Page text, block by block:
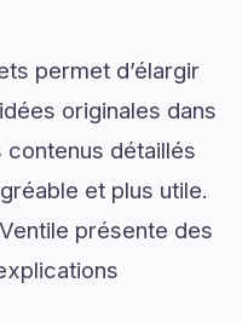
permet d’élargir
originales dans
contenus détaillés
et plus utile.
présente des